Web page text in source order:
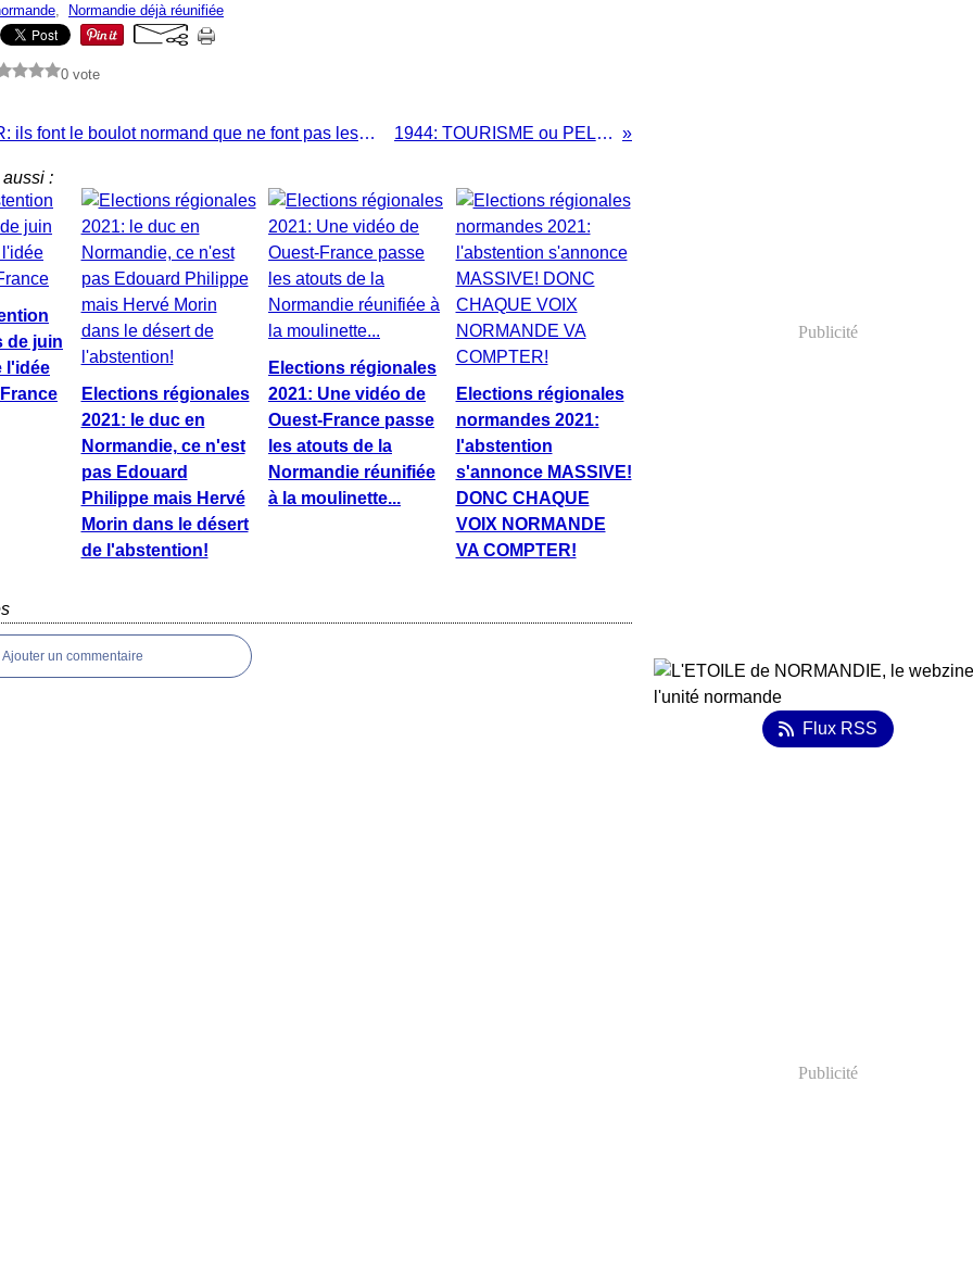
, Normandie déjà réunifiée
0 vote
Les CESER: ils font le boulot normand que ne font pas les conseils régionaux... 1944: TOURISME ou PELERINAGE?
aussi :
de juin
l'idée
Elections régionales
2021: le duc en
Normandie, ce n'est
pas Edouard
Philippe mais Hervé
Morin dans le désert
de l'abstention!
Elections régionales
2021: Une vidéo de
Ouest-France passe
les atouts de la
Normandie réunifiée
à la moulinette...
Elections régionales
normandes 2021:
l'abstention
s'annonce MASSIVE!
DONC CHAQUE
VOIX NORMANDE
VA COMPTER!
Ajouter un commentaire
Publicité
Flux RSS
Publicité